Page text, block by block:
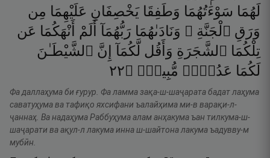
لَهُمَا سَوْءَٰتُهُمَا وَطَفِقَا يَخْصِفَانِ عَلَيْهِمَا مِن
وَرَقِ ٱلْجَنَّةِ ۖ وَنَادَىٰهُمَا رَبُّهُمَآ أَلَمْ أَنْهَكُمَا عَن
تِلْكُمَا ٱلشَّجَرَةِ وَأَقُل لَّكُمَآ إِنَّ ٱلشَّيْطَـٰنَ
لَكُمَا عَدُوٌّۭ مُّبِينٌۭ ۝٢٢
Фа даллаҳума би ғурур. Фа ламма зақа-ш-шаҷарата бадат лаҳума
саватуҳума ва тафиқо яхсифани ъалайҳима ми-в варақи-л-
ҷаннаҳ. Ва надаҳума Раббуҳума алам анҳакума ъан тилкума-ш-
шаҷарати ва ақул-л лакума инна ш-шайтона лакума ъадувву-м
мубӣн.